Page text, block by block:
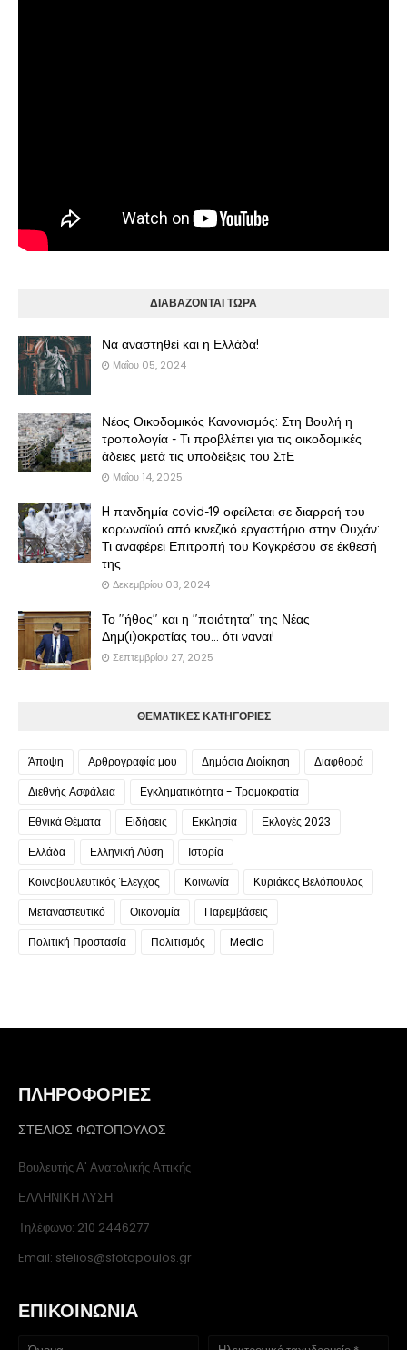
ΔΙΑΒΑΖΟΝΤΑΙ ΤΩΡΑ
Να αναστηθεί και η Ελλάδα!
Μαΐου 05, 2024
Νέος Οικοδομικός Κανονισμός: Στη Βουλή η
τροπολογία - Τι προβλέπει για τις οικοδομικές
άδειες μετά τις υποδείξεις του ΣτΕ
Μαΐου 14, 2025
H πανδημία covid-19 οφείλεται σε διαρροή του
κορωναϊού από κινεζικό εργαστήριο στην Ουχάν:
Τι αναφέρει Επιτροπή του Κογκρέσου σε έκθεσή
της
Δεκεμβρίου 03, 2024
Το "ήθος" και η "ποιότητα" της Νέας
Δημ(ι)οκρατίας του... ότι ναναι!
Σεπτεμβρίου 27, 2025
ΘΕΜΑΤΙΚΕΣ ΚΑΤΗΓΟΡΙΕΣ
Άποψη Αρθρογραφία μου Δημόσια Διοίκηση
Διαφθορά
Διεθνής Ασφάλεια
Εγκληματικότητα - Τρομοκρατία
Εθνικά Θέματα
Ειδήσεις Εκκλησία
Εκλογές 2023
Ελλάδα
Ελληνική Λύση
Ιστορία
Κοινοβουλευτικός Έλεγχος
Κοινωνία
Κυριάκος Βελόπουλος
Μεταναστευτικό
Οικονομία
Παρεμβάσεις
Πολιτική Προστασία
Πολιτισμός Media
ΠΛΗΡΟΦΟΡΙΕΣ
ΣΤΕΛΙΟΣ ΦΩΤΟΠΟΥΛΟΣ
Βουλευτής Α' Ανατολικής Αττικής
ΕΛΛΗΝΙΚΗ ΛΥΣΗ
Τηλέφωνο: 210 2446277
Email: stelios@sfotopoulos.gr
ΕΠΙΚΟΙΝΩΝΙΑ